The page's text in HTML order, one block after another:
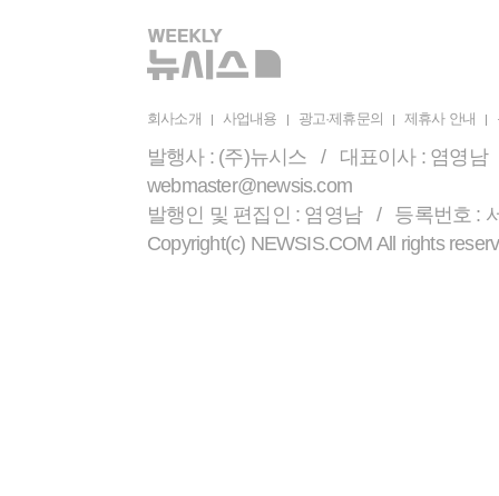
회사소개 사업내용 광고·제휴문의 제휴사 안내
발행사 : (주)뉴시스 / 대표이사 : 염영
webmaster@newsis.com
발행인 및 편집인 : 염영남 / 등록번호 :
Copyright(c) NEWSIS.COM All rights